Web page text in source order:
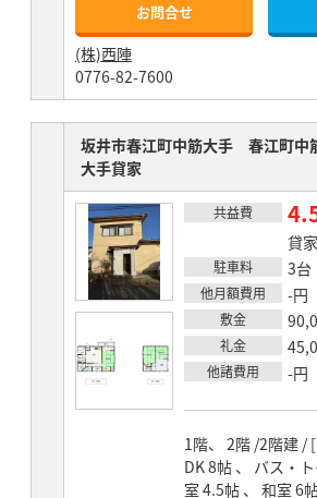
お問合せ
(株)西陣
0776-82-7600
坂井市春江町中筋大手 春江町中
大手貸家
賃料
共益費
貸
駐車料 3台
他月額費用 -円
敷金
礼金
他諸費用 -円
1階、 2階 /2階建 /
DK 8帖 、 バス・
室 4.5帖 、 和室 6